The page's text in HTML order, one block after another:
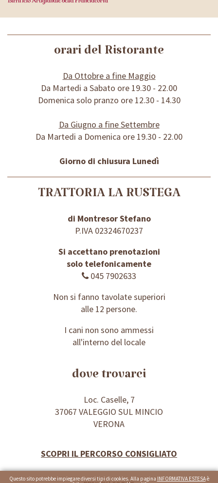
orari del Ristorante
Da Ottobre a fine Maggio
Da Martedi a Sabato ore 19.30 - 22.00
Domenica solo pranzo ore 12.30 - 14.30
Da Giugno a fine Settembre
Da Martedi a Domenica ore 19.30 - 22.00
Giorno di chiusura Lunedì
TRATTORIA LA RUSTEGA
di Montresor Stefano
P.IVA 02324670237
Si accettano prenotazioni
solo telefonicamente
045 7902633
Non si fanno tavolate superiori
alle 12 persone.
I cani non sono ammessi
all'interno del locale
dove trovarci
Loc. Caselle, 7
37067 VALEGGIO SUL MINCIO
VERONA
SCOPRI IL PERCORSO CONSIGLIATO
Questo sito potrebbe impiegare diversi tipi di cookies. Alla pagina INFORMATIVA ESTESAè